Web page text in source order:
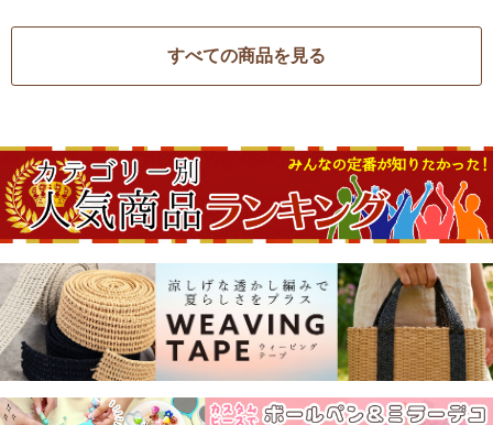
すべての商品を見る